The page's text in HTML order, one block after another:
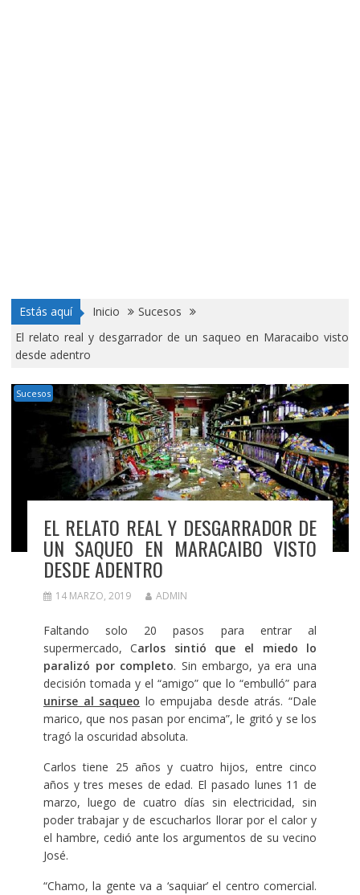
Estás aquí Inicio
Sucesos
El relato real y desgarrador de un saqueo en Maracaibo visto
desde adentro
Sucesos
EL RELATO REAL Y DESGARRADOR DE
UN SAQUEO EN MARACAIBO VISTO
DESDE ADENTRO
14 MARZO, 2019 ADMIN
Faltando solo 20 pasos para entrar al
supermercado, Carlos sintió que el miedo lo
paralizó por completo. Sin embargo, ya era una
decisión tomada y el “amigo” que lo “embulló” para
unirse al saqueo lo empujaba desde atrás. “Dale
marico, que nos pasan por encima”, le gritó y se los
tragó la oscuridad absoluta.
Carlos tiene 25 años y cuatro hijos, entre cinco
años y tres meses de edad. El pasado lunes 11 de
marzo, luego de cuatro días sin electricidad, sin
poder trabajar y de escucharlos llorar por el calor y
el hambre, cedió ante los argumentos de su vecino
José.
“Chamo, la gente va a ‘saquiar’ el centro comercial.